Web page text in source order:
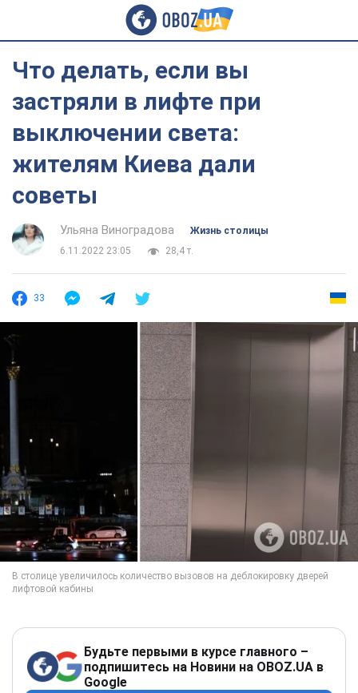
Что делать, если вы
застряли в лифте при
выключении света:
жителям Киева дали
советы
Ульяна Виноградова
Жизнь столицы
6.11.2022 23:05
28,4 т.
33
Будьте первыми в курсе главного –
подпишитесь на Новини на OBOZ.UA в
Google